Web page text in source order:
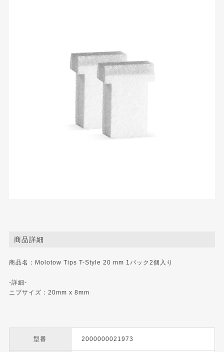
商品詳細
商品名：Molotow Tips T-Style 20 mm 1パック2個入り
-詳細-
ニブサイズ：20mm x 8mm
型番 2000000021973